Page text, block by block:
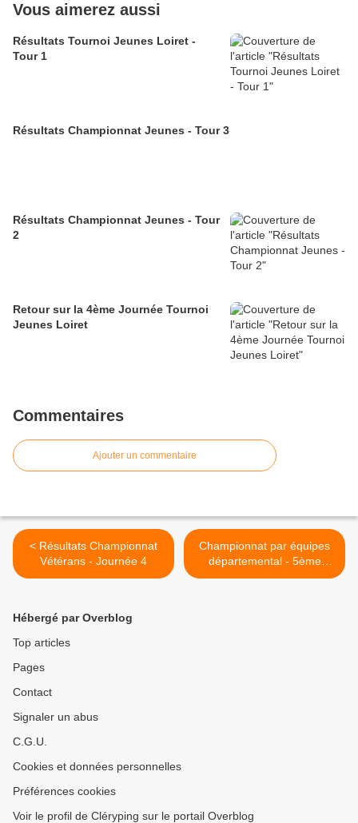
Vous aimerez aussi
Résultats Tournoi Jeunes Loiret -
Tour 1
Résultats Championnat Jeunes - Tour 3
Résultats Championnat Jeunes - Tour
2
Retour sur la 4ème Journée Tournoi
Jeunes Loiret
Commentaires
Ajouter un commentaire
< Résultats Championnat
Vétérans - Journée 4
Championnat par équipes
départemental - 5ème
Journée Séniors >
Hébergé par Overblog
Top articles
Pages
Contact
Signaler un abus
C.G.U.
Cookies et données personnelles
Préférences cookies
Voir le profil de Cléryping sur le portail Overblog